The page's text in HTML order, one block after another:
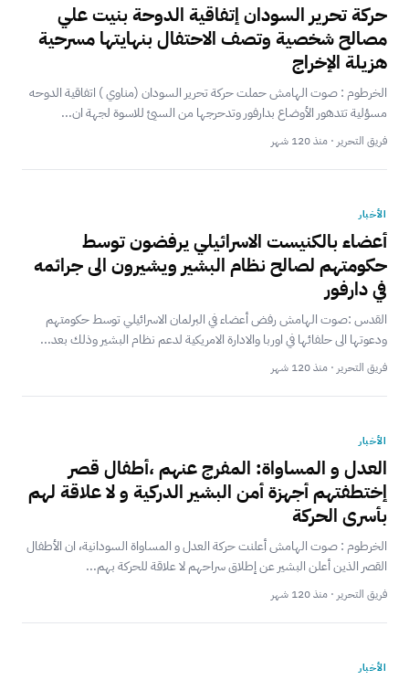
حركة تحرير السودان إتفاقية الدوحة بنيت علي
مصالح شخصية وتصف الاحتفال بنهايتها مسرحية
هزيلة الإخراج
الخرطوم : صوت الهامش حملت حركة تحرير السودان (مناوي ) اتفاقية الدوحه
مسؤلية تتدهور الأوضاع بدارفور وتدحرجها من السيئ للاسوة لجهة ان...
فريق التحرير · منذ 120 شهر
الأخبار
‎أعضاء بالكنيست الاسرائيلي يرفضون توسط
حكومتهم لصالح نظام البشير ويشيرون الى جرائمه
في دارفور
‎القدس :صوت الهامش رفض أعضاء في البرلمان الاسرائيلي توسط حكومتهم
ودعوتها الى حلفائها في اوربا والادارة الامريكية لدعم نظام البشير وذلك بعد...
فريق التحرير · منذ 120 شهر
الأخبار
العدل و المساواة: المفرج عنهم ،أطفال قصر
إختطفتهم أجهزة أمن البشير الدركية و لا علاقة لهم
بأسرى الحركة
الخرطوم : صوت الهامش أعلنت حركة العدل و المساواة السودانية، ان الأطفال
القصر الذين أعلن البشير عن إطلاق سراحهم لا علاقة للحركة بهم...
فريق التحرير · منذ 120 شهر
الأخبار